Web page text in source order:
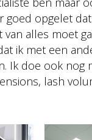
goed opgelet
van alles moet
ik met een
Ik doe ook nog
lash